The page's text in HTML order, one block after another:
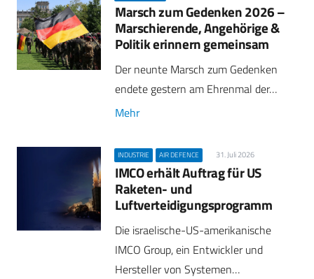
Marsch zum Gedenken 2026 –
Marschierende, Angehörige &
Politik erinnern gemeinsam
Der neunte Marsch zum Gedenken
endete gestern am Ehrenmal der…
Mehr
INDUSTRIE AIR DEFENCE 31. Juli 2026
IMCO erhält Auftrag für US
Raketen- und
Luftverteidigungsprogramm
Die israelische-US-amerikanische
IMCO Group, ein Entwickler und
Hersteller von Systemen…